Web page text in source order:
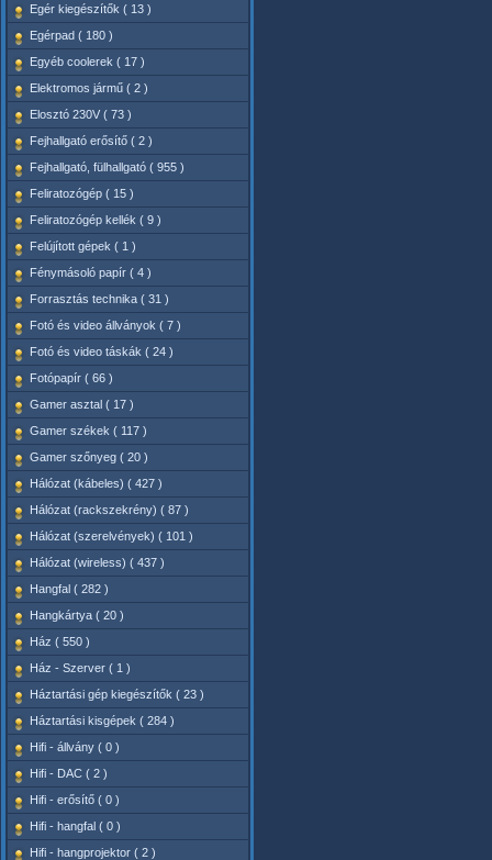
Egér kiegészítők ( 13 )
Egérpad ( 180 )
Egyéb coolerek ( 17 )
Elektromos jármű ( 2 )
Elosztó 230V ( 73 )
Fejhallgató erősítő ( 2 )
Fejhallgató, fülhallgató ( 955 )
Feliratozógép ( 15 )
Feliratozógép kellék ( 9 )
Felújított gépek ( 1 )
Fénymásoló papír ( 4 )
Forrasztás technika ( 31 )
Fotó és video állványok ( 7 )
Fotó és video táskák ( 24 )
Fotópapír ( 66 )
Gamer asztal ( 17 )
Gamer székek ( 117 )
Gamer szőnyeg ( 20 )
Hálózat (kábeles) ( 427 )
Hálózat (rackszekrény) ( 87 )
Hálózat (szerelvények) ( 101 )
Hálózat (wireless) ( 437 )
Hangfal ( 282 )
Hangkártya ( 20 )
Ház ( 550 )
Ház - Szerver ( 1 )
Háztartási gép kiegészítők ( 23 )
Háztartási kisgépek ( 284 )
Hifi - állvány ( 0 )
Hifi - DAC ( 2 )
Hifi - erősítő ( 0 )
Hifi - hangfal ( 0 )
Hifi - hangprojektor ( 2 )